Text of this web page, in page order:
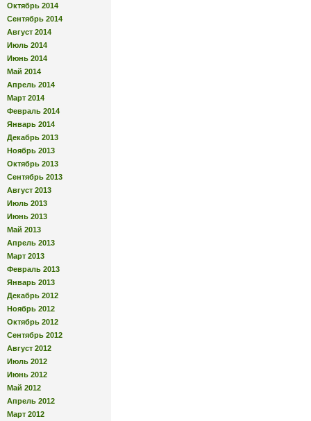
Октябрь 2014
Сентябрь 2014
Август 2014
Июль 2014
Июнь 2014
Май 2014
Апрель 2014
Март 2014
Февраль 2014
Январь 2014
Декабрь 2013
Ноябрь 2013
Октябрь 2013
Сентябрь 2013
Август 2013
Июль 2013
Июнь 2013
Май 2013
Апрель 2013
Март 2013
Февраль 2013
Январь 2013
Декабрь 2012
Ноябрь 2012
Октябрь 2012
Сентябрь 2012
Август 2012
Июль 2012
Июнь 2012
Май 2012
Апрель 2012
Март 2012